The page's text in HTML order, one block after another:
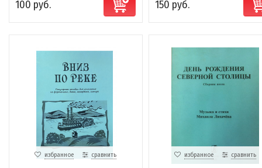
100 руб. 150 руб.
избранное сравнить избранное сравнить